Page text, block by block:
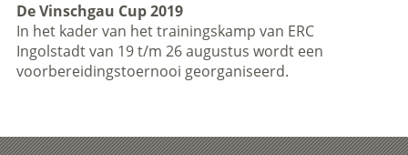
De Vinschgau Cup 2019
In het kader van het trainingskamp van ERC
Ingolstadt van 19 t/m 26 augustus wordt een
voorbereidingstoernooi georganiseerd.